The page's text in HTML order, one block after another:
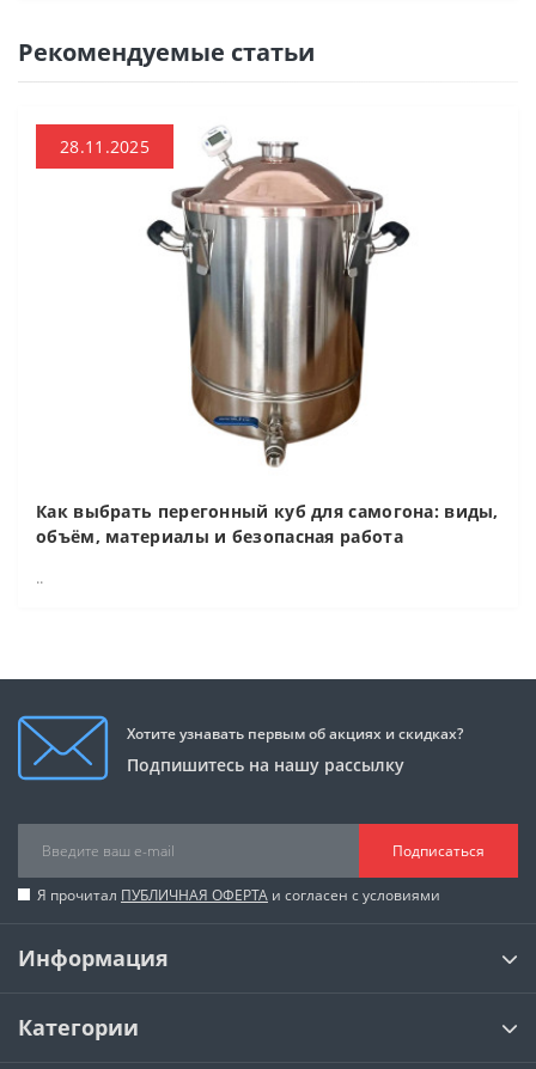
Рекомендуемые статьи
28.11.2025
Как выбрать перегонный куб для самогона: виды,
объём, материалы и безопасная работа
..
Хотите узнавать первым об акциях и скидках?
Подпишитесь на нашу рассылку
Подписаться
Я прочитал ПУБЛИЧНАЯ ОФЕРТА и согласен с условиями
Информация
Категории